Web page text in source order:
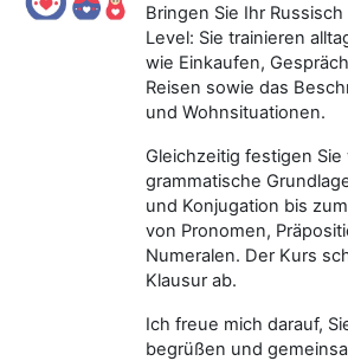
Bringen Sie Ihr
Level: Sie trainieren
wie Einkaufen,
Reisen sowie das
und Wohnsituationen.
Gleichzeitig festigen Sie
grammatische
und Konjugation bis
von Pronomen,
Numeralen. Der Kurs
Klausur ab.
Ich freue mich darauf,
begrüßen und